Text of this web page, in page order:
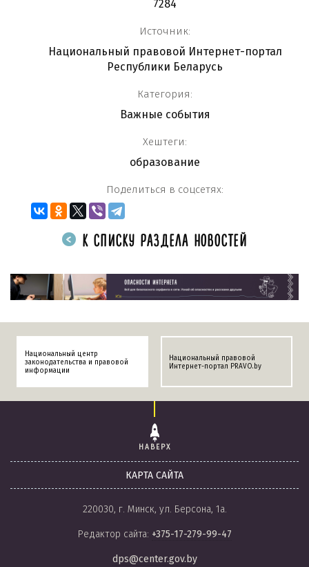
7284
Источник:
Национальный правовой Интернет-портал
Республики Беларусь
Категория:
Важные события
Хештеги:
образование
Поделиться в соцсетях:
К СПИСКУ РАЗДЕЛА НОВОСТЕЙ
Национальный центр
законодательства и правовой
информации
Национальный правовой
Интернет-портал PRAVO.by
НАВЕРХ
КАРТА САЙТА
220030, г. Минск, ул. Берсона, 1а.
Редактор сайта: +375-17-279-99-47
dps@center.gov.by